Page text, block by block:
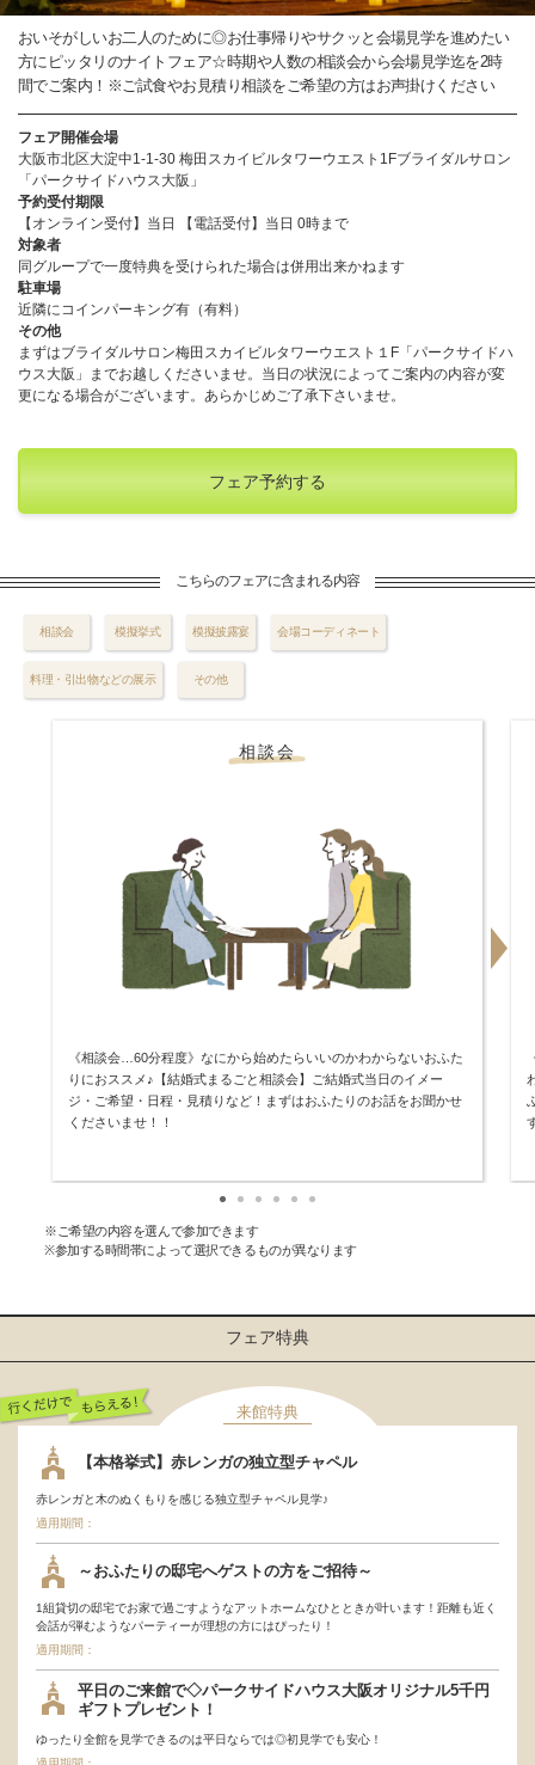
おいそがしいお二人のために◎お仕事帰りやサクッと会場見学を進めたい
方にピッタリのナイトフェア☆時期や人数の相談会から会場見学迄を2時
間でご案内！※ご試食やお見積り相談をご希望の方はお声掛けください
フェア開催会場
大阪市北区大淀中1-1-30 梅田スカイビルタワーウエスト1Fブライダルサロン
「パークサイドハウス大阪」
予約受付期限
【オンライン受付】当日 【電話受付】当日 0時まで
対象者
同グループで一度特典を受けられた場合は併用出来かねます
駐車場
近隣にコインパーキング有（有料）
その他
まずはブライダルサロン梅田スカイビルタワーウエスト１F「パークサイドハ
ウス大阪」までお越しくださいませ。当日の状況によってご案内の内容が変
更になる場合がございます。あらかじめご了承下さいませ。
フェア予約する
こちらのフェアに含まれる内容
相談会 模擬挙式 模擬披露宴 会場コーディネート
料理・引出物などの展示 その他
相談会
《相談会…60分程度》なにから始めたらいいのかわからないおふた
りにおススメ♪【結婚式まるごと相談会】ご結婚式当日のイメー
ジ・ご希望・日程・見積りなど！まずはおふたりのお話をお聞かせ
くださいませ！！
※ご希望の内容を選んで参加できます
※参加する時間帯によって選択できるものが異なります
フェア特典
来館特典
【本格挙式】赤レンガの独立型チャペル
赤レンガと木のぬくもりを感じる独立型チャペル見学♪
適用期間：
～おふたりの邸宅へゲストの方をご招待～
1組貸切の邸宅でお家で過ごすようなアットホームなひとときが叶います！距離も近く
会話が弾むようなパーティーが理想の方にはぴったり！
適用期間：
平日のご来館で◇パークサイドハウス大阪オリジナル5千円
ギフトプレゼント！
ゆったり全館を見学できるのは平日ならでは◎初見学でも安心！